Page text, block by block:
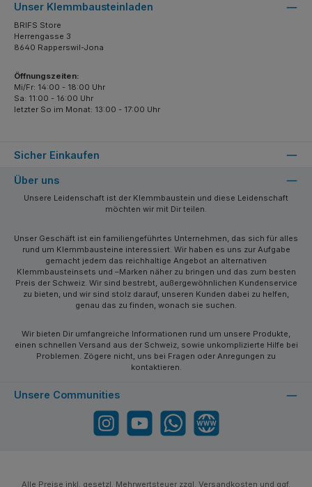
Sicher Einkaufen
Unser Klemmbausteinladen
BRIFS Store
Herrengasse 3
8640 Rapperswil-Jona
Öffnungszeiten:
Mi/Fr: 14:00 - 18:00 Uhr
Sa: 11:00 - 16:00 Uhr
letzter So im Monat: 13:00 - 17:00 Uhr
Über uns
Unsere Leidenschaft ist der Klemmbaustein und diese Leidenschaft
möchten wir mit Dir teilen.
Unser Geschäft ist ein familiengeführtes Unternehmen, das sich für alles
rund um Klemmbausteine interessiert. Wir haben es uns zur Aufgabe
gemacht jedem das reichhaltige Angebot an alternativen
Klemmbausteinsets und –Marken näher zu bringen und das zum besten
Preis der Schweiz. Wir sind bestrebt, außergewöhnlichen Kundenservice
zu bieten, und wir sind stolz darauf, unseren Kunden dabei zu helfen,
genau das zu finden, wonach sie suchen.
Wir bieten Dir umfangreiche Informationen rund um unsere Produkte,
einen schnellen Versand aus der Schweiz, sowie unkomplizierte Hilfe bei
Problemen. Zögere nicht, uns bei Fragen oder Anregungen zu
kontaktieren.
Unsere Communities
Instagram YouTube WhatsApp Website
Alle Preise inkl. gesetzl. Mehrwertsteuer zzgl. Versandkosten und ggf.